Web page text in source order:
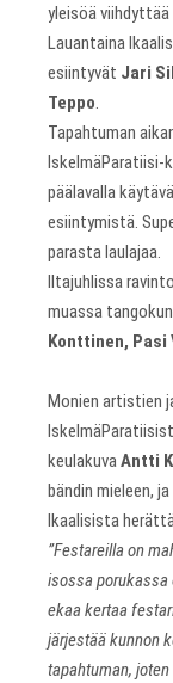
yleisöä
Lauantaina
esiintyvät Jari
Teppo.
Tapahtuman
IskelmäParatiisi-
päälavalla
esiintymistä.
parasta laulajaa.
Iltajuhlissa
muassa
Konttinen, Pasi
Monien artistien
keulakuvaAntti
bändin mieleen,
Ikaalisista
”Festareilla on
isossa porukassa
ekaa kertaa
järjestää kunnon
tapahtuman,